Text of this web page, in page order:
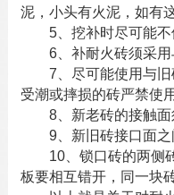
泥，小头有火泥，如有
5、挖补时尽可能不
6、补耐火砖须采用
7、尽可能使用与旧
受潮或摔损的砖严禁使
8、新老砖的接触面
9、新旧砖接口面之
10、锁口砖的两侧砖
板要相互错开，同一块